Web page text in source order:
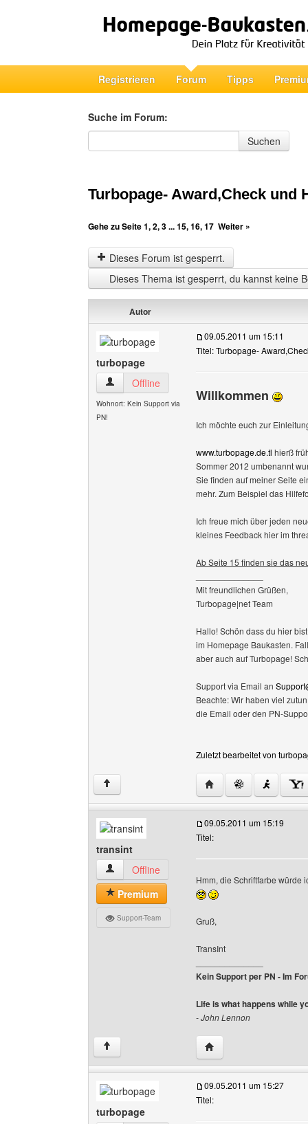
Registrieren Forum Tipps
Suche im Forum:
Suche im Forum
Suchen
Turbopage- Award,Check und
Gehe zu Seite1,2,3...15,16,17 Weiter »
Dieses Forum ist gesperrt.
Dieses Thema ist gesperrt, du kannst keine
Autor
turbopage
turbopage Benutzer-Profile anzeigen
Offline
Wohnort: Kein Support via
PN!
09.05.2011 um 15:11
Titel: Turbopage-
Willkommen
Ich möchte euch zur
www.turbopage.de.tl hierß
Sommer 2012 umbenannt
Sie finden auf meiner Seite
mehr. Zum Beispiel das
Ich freue mich über jeden
kleines Feedback hier im
Ab Seite 15 finden sie das
Mit freundlichen Grüßen,
Turbopage|net Team
Hallo! Schön dass du hier
im Homepage Baukasten.
aber auch auf Turbopage!
Support via Email an
Beachte: Wir haben viel
die Email oder den PN-
Zuletzt bearbeitet von
↑ Website dieses
transint
transint Benutzer-Profile anzeigen
Offline
Premium
Support-Team
09.05.2011 um 15:19
Titel:
Hmm, die Schriftfarbe würde
Gruß,
TransInt
Kein Support per PN - Im
Life is what happens while
- John Lennon
↑ Website dieses
turbopage
09.05.2011 um 15:27
Titel: